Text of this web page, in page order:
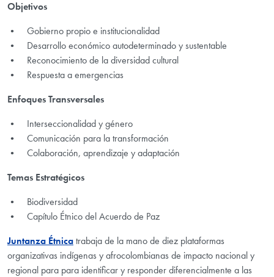
Objetivos
• Gobierno propio e institucionalidad
• Desarrollo económico autodeterminado y sustentable
• Reconocimiento de la diversidad cultural
• Respuesta a emergencias
Enfoques Transversales
• Interseccionalidad y género
• Comunicación para la transformación
• Colaboración, aprendizaje y adaptación
Temas Estratégicos
• Biodiversidad
• Capítulo Étnico del Acuerdo de Paz
Juntanza Étnicatrabaja de la mano de diez plataformas
organizativas indígenas y afrocolombianas de impacto nacional y
regional para para identificar y responder diferencialmente a las